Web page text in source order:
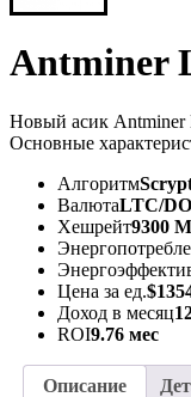
Antminer
Новый асик Antminer
Основные
Алгоритм
ВалютаLTC/
Хешрейт9300
Цена за ед.
Доход в месяц
ROI9.76 мес
Описание